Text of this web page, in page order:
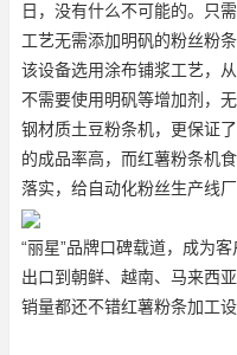
日，没有什么不可能的。只
工艺无需添加明矾的粉丝粉条
该设备选用涂布铺浆工艺，
不需要使用明矾等增加剂，
钢材质土豆粉条机，更保证
的成品率高，而红薯粉条机
落实，给自动化粉丝生产线厂
“丽星”品牌口碑载道，成为
出口到朝鲜、越南、马来西
销量都还不错红薯粉条加工